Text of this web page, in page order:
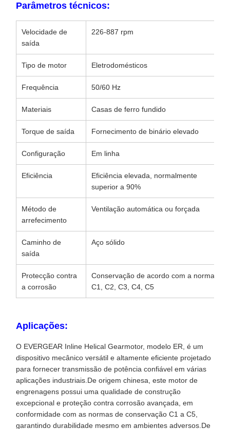
Parâmetros técnicos:
Velocidade de
saída
226-887 rpm
Tipo de motor Eletrodomésticos
Frequência 50/60 Hz
Materiais Casas de ferro fundido
Torque de saída Fornecimento de binário elevado
Configuração Em linha
Eficiência
Eficiência elevada, normalmente
superior a 90%
Método de
arrefecimento
Ventilação automática ou forçada
Caminho de
saída
Aço sólido
Protecção contra
a corrosão
Conservação de acordo com a norma
C1, C2, C3, C4, C5
Aplicações:
O EVERGEAR Inline Helical Gearmotor, modelo ER, é um
dispositivo mecânico versátil e altamente eficiente projetado
para fornecer transmissão de potência confiável em várias
aplicações industriais.De origem chinesa, este motor de
engrenagens possui uma qualidade de construção
excepcional e proteção contra corrosão avançada, em
conformidade com as normas de conservação C1 a C5,
garantindo durabilidade mesmo em ambientes adversos.De